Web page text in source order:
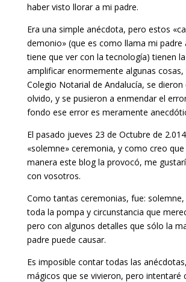
haber visto llorar a mi padre.
Era una simple anécdota, pero estos
demonio» (que es como llama mi padre
tiene que ver con la tecnología) tienen
amplificar enormemente algunas cosas,
Colegio Notarial de Andalucía, se dieron
olvido, y se pusieron a enmendar el
fondo ese error es meramente
El pasado jueves 23 de Octubre de
«solemne» ceremonia, y como creo
manera este blog la provocó, me
con vosotros.
Como tantas ceremonias, fue:
toda la pompa y circunstancia que
pero con algunos detalles que sólo la
padre puede causar.
Es imposible contar todas las
mágicos que se vivieron, pero intentaré